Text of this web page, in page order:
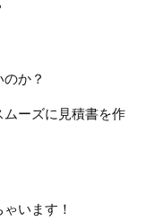
か？
ムーズに見積書を作
います！